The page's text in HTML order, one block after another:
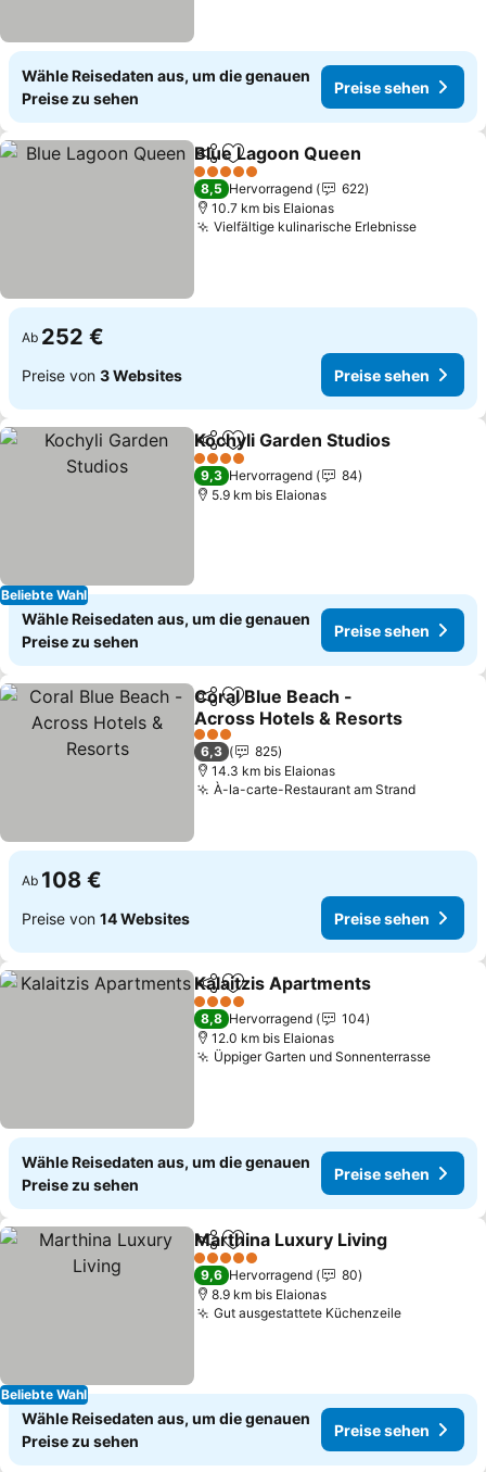
Wähle Reisedaten aus, um die genauen
Preise zu sehen
Preise sehen
TeilenZu Favoriten hinzufügen
Blue Lagoon Queen
5 Sterne
8,5 Hervorragend
622
10.7 km bis Elaionas
Vielfältige kulinarische ErlebnissePreise
Ab 252 €
Preise von 3 Websites Preise sehen
Beliebte Wahl
TeilenZu Favoriten hinzufügen
Kochyli Garden Studios
4 Sterne
9,3 Hervorragend
84
5.9 km bis Elaionas
Wähle Reisedaten aus, um die genauen
Preise zu sehen
Preise sehen
TeilenZu Favoriten hinzufügen
Coral Blue Beach -
Across Hotels & Resorts
Preise sehen
3 Sterne
6,3
825
14.3 km bis Elaionas
À-la-carte-Restaurant am StrandPreise
Ab 108 €
Preise von 14 Websites Preise sehen
TeilenZu Favoriten hinzufügen
Kalaitzis Apartments
4 Sterne
8,8 Hervorragend
104
12.0 km bis Elaionas
Üppiger Garten und SonnenterrassePreise
Wähle Reisedaten aus, um die genauen
Preise zu sehen
Preise sehen
Beliebte Wahl
TeilenZu Favoriten hinzufügen
Marthina Luxury Living
5 Sterne
9,6 Hervorragend
80
8.9 km bis Elaionas
Gut ausgestattete KüchenzeilePreise
Wähle Reisedaten aus, um die genauen
Preise zu sehen
Preise sehen